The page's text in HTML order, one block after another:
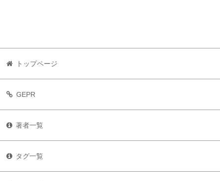
トップページ
GEPR
著者一覧
タグ一覧